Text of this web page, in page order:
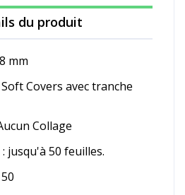
du produit
mm
Covers avec tranche
Collage
jusqu'à 50 feuilles.